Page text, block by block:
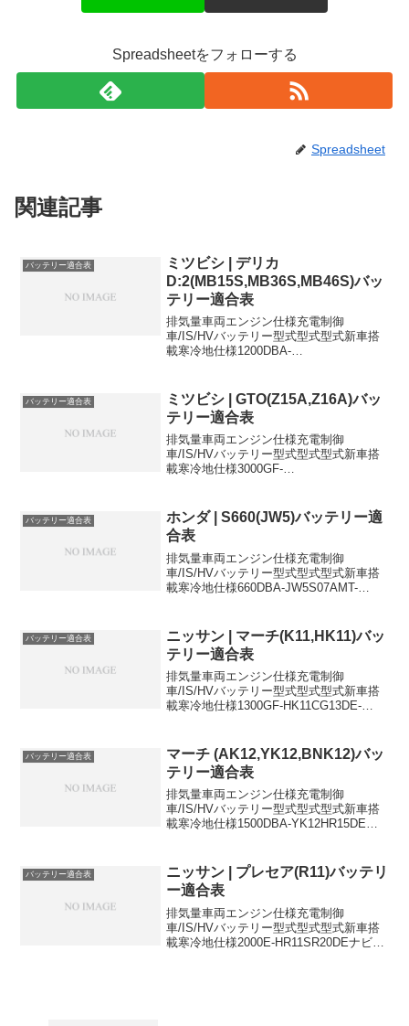
Spreadsheetをフォローする
Spreadsheet
関連記事
バッテリー適合表
ミツビシ | デリカ
D:2(MB15S,MB36S,MB46S)バッ
テリー適合表
排気量車両エンジン仕様充電制御
車/IS/HVバッテリー型式型式型式新車搭
載寒冷地仕様1200DBA-
A-MB15SK12B...
バッテリー適合表
ミツビシ | GTO(Z15A,Z16A)バッ
テリー適合表
排気量車両エンジン仕様充電制御
車/IS/HVバッテリー型式型式型式新車搭
載寒冷地仕様3000GF-
Z15A6G7255D23R75D2...
バッテリー適合表
ホンダ | S660(JW5)バッテリー適
合表
排気量車両エンジン仕様充電制御
車/IS/HVバッテリー型式型式型式新車搭
載寒冷地仕様660DBA-JW5S07AMT-
適合するおすすめバッテリー...
バッテリー適合表
ニッサン | マーチ(K11,HK11)バッ
テリー適合表
排気量車両エンジン仕様充電制御
車/IS/HVバッテリー型式型式型式新車搭
載寒冷地仕様1300GF-HK11CG13DE-
K11CG1...
バッテリー適合表
マーチ (AK12,YK12,BNK12)バッ
テリー適合表
排気量車両エンジン仕様充電制御
車/IS/HVバッテリー型式型式型式新車搭
載寒冷地仕様1500DBA-YK12HR15DE充
46B24L55B24L1400DBA...
バッテリー適合表
ニッサン | プレセア(R11)バッテリ
ー適合表
排気量車両エンジン仕様充電制御
車/IS/HVバッテリー型式型式型式新車搭
載寒冷地仕様2000E-HR11SR20DEナビゲ